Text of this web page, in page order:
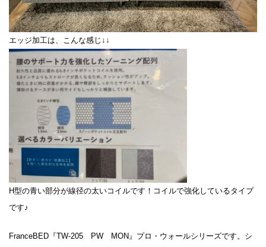
エッジ加工は、こんな感じ↓↓
H型の青い部分が線径の太いコイルです！コイルで強化しているタイプ
です♪
FranceBED『TW-205 PW MON』プロ・ウォールシリーズです。シ